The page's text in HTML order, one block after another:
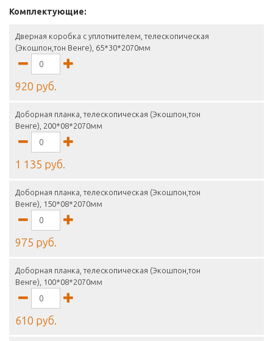
Комплектующие:
Дверная коробка с уплотнителем, телескопическая
(Экошпон,тон Венге), 65*30*2070мм
920 руб.
Доборная планка, телескопическая (Экошпон,тон
Венге), 200*08*2070мм
1 135 руб.
Доборная планка, телескопическая (Экошпон,тон
Венге), 150*08*2070мм
975 руб.
Доборная планка, телескопическая (Экошпон,тон
Венге), 100*08*2070мм
610 руб.